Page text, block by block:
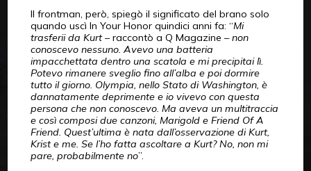
Il frontman, però, spiegò il significato del brano solo
quando uscì In Your Honor quindici anni fa: “Mi
trasferii da Kurt– raccontò a Q Magazine –non
conoscevo nessuno. Avevo una batteria
impacchettata dentro una scatola e mi precipitai lì.
Potevo rimanere sveglio fino all’alba e poi dormire
tutto il giorno. Olympia, nello Stato di Washington, è
dannatamente deprimente e io vivevo con questa
persona che non conoscevo. Ma aveva un multitraccia
e così composi due canzoni, Marigold e Friend Of A
Friend. Quest’ultima è nata dall’osservazione di Kurt,
Krist e me. Se l’ho fatta ascoltare a Kurt? No, non mi
pare, probabilmente no”.